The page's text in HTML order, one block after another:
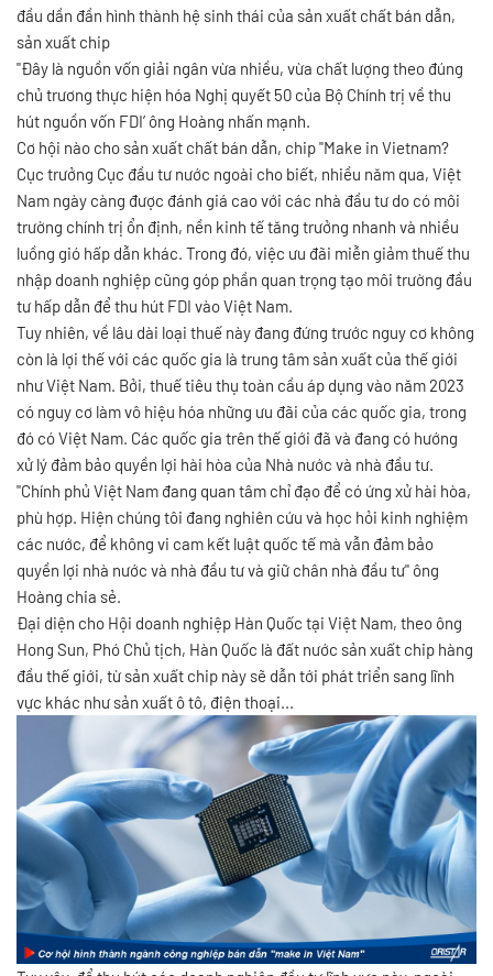
đầu dần đần hình thành hệ sinh thái của sản xuất chất bán dẫn,
sản xuất chip
"Đây là nguồn vốn giải ngân vừa nhiều, vừa chất lượng theo đúng
chủ trương thực hiện hóa Nghị quyết 50 của Bộ Chính trị về thu
hút nguồn vốn FDI’ ông Hoàng nhấn mạnh.
Cơ hội nào cho sản xuất chất bán dẫn, chip "Make in Vietnam?
Cục trưởng Cục đầu tư nước ngoài cho biết, nhiều năm qua, Việt
Nam ngày càng được đánh giá cao với các nhà đầu tư do có môi
trường chính trị ổn định, nền kinh tế tăng trưởng nhanh và nhiều
luồng gió hấp dẫn khác. Trong đó, việc ưu đãi miễn giảm thuế thu
nhập doanh nghiệp cũng góp phần quan trọng tạo môi trường đầu
tư hấp dẫn để thu hút FDI vào Việt Nam.
Tuy nhiên, về lâu dài loại thuế này đang đứng trước nguy cơ không
còn là lợi thế với các quốc gia là trung tâm sản xuất của thế giới
như Việt Nam. Bởi, thuế tiêu thụ toàn cầu áp dụng vào năm 2023
có nguy cơ làm vô hiệu hóa những ưu đãi của các quốc gia, trong
đó có Việt Nam. Các quốc gia trên thế giới đã và đang có hướng
xử lý đảm bảo quyền lợi hài hòa của Nhà nước và nhà đầu tư.
"Chính phủ Việt Nam đang quan tâm chỉ đạo để có ứng xử hài hòa,
phù hợp. Hiện chúng tôi đang nghiên cứu và học hỏi kinh nghiệm
các nước, để không vi cam kết luật quốc tế mà vẫn đảm bảo
quyền lợi nhà nước và nhà đầu tư và giữ chân nhà đầu tư" ông
Hoàng chia sẻ.
Đại diện cho Hội doanh nghiệp Hàn Quốc tại Việt Nam, theo ông
Hong Sun, Phó Chủ tịch, Hàn Quốc là đất nước sản xuất chip hàng
đầu thế giới, từ sản xuất chip này sẽ dẫn tới phát triển sang lĩnh
vực khác như sản xuất ô tô, điện thoại...